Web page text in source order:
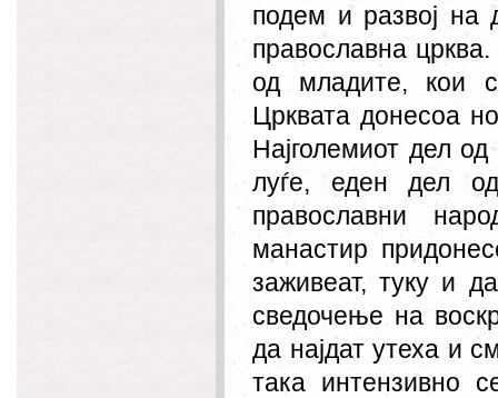
подем и развој на
православна
од младите, кои
Црквата донесоа
Најголемиот дел
луѓе, еден дел
православни
манастир
заживеат, туку и
сведочење на
да најдат утеха и
така интензивно